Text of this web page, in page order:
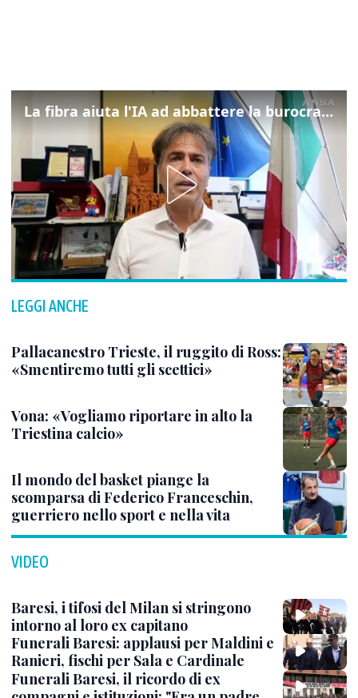
La fibra aiuta l'IA ad abbattere la burocrazia, progetto pilota in Veneto
LEGGI ANCHE
Pallacanestro Trieste, il ruggito di Ross:
«Smentiremo tutti gli scettici»
Vona: «Vogliamo riportare in alto la
Triestina calcio»
Il mondo del basket piange la
scomparsa di Federico Franceschin,
guerriero nello sport e nella vita
VIDEO
Baresi, i tifosi del Milan si stringono
intorno al loro ex capitano
Funerali Baresi: applausi per Maldini e
Ranieri, fischi per Sala e Cardinale
Funerali Baresi, il ricordo di ex